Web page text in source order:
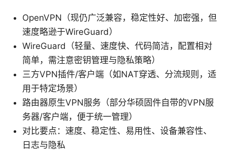
OpenVPN（现仍广泛兼容，稳定性好、加密强，但
速度略逊于WireGuard）
WireGuard（轻量、速度快、代码简洁，配置相对
简单，需注意密钥管理与隐私策略）
三方VPN插件/客户端（如NAT穿透、分流规则，适
用于特定场景）
路由器原生VPN服务（部分华硕固件自带的VPN服
务器/客户端，便于统一管理）
对比要点：速度、稳定性、易用性、设备兼容性、
日志与隐私